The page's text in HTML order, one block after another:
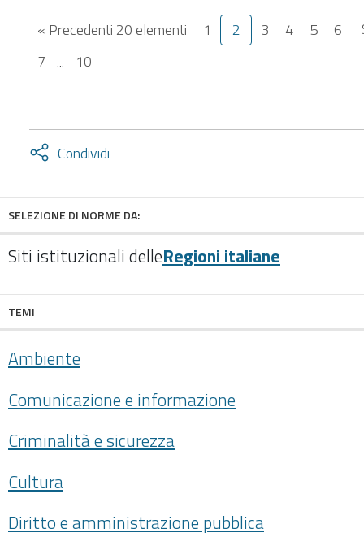
« Precedenti 20 elementi 1 2 3 4 5
6
7 ... 10
Condividi
Attiva
SELEZIONE DI NORME DA:
Siti istituzionali delleRegioni italiane
TEMI
Ambiente
Comunicazione e informazione
Criminalità e sicurezza
Cultura
Diritto e amministrazione pubblica